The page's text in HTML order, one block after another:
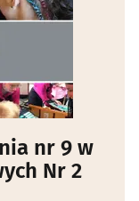
nr 9 w
Nr 2